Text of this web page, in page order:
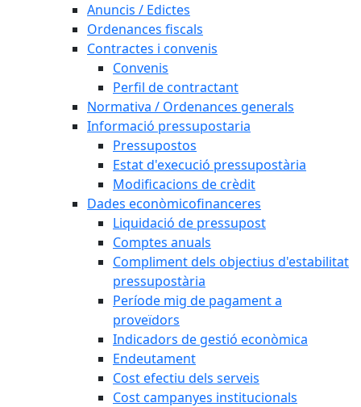
Anuncis / Edictes
Ordenances fiscals
Contractes i convenis
Convenis
Perfil de contractant
Normativa / Ordenances generals
Informació pressupostaria
Pressupostos
Estat d'execució pressupostària
Modificacions de crèdit
Dades econòmicofinanceres
Liquidació de pressupost
Comptes anuals
Compliment dels objectius d'estabilitat
pressupostària
Període mig de pagament a
proveïdors
Indicadors de gestió econòmica
Endeutament
Cost efectiu dels serveis
Cost campanyes institucionals